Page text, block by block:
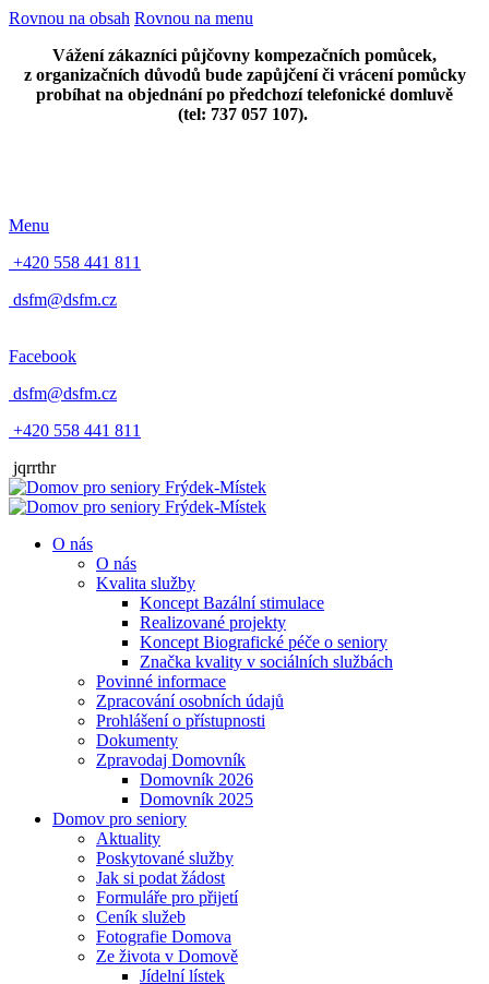
Rovnou na obsah Rovnou na menu
Vážení zákazníci půjčovny kompezačních pomůcek,
z organizačních důvodů bude zapůjčení či vrácení pomůcky
probíhat na objednání po předchozí telefonické domluvě
(tel: 737 057 107).
Menu
+420 558 441 811
dsfm@dsfm.cz
Facebook
dsfm@dsfm.cz
+420 558 441 811
jqrrthr
O nás
O nás
Kvalita služby
Koncept Bazální stimulace
Realizované projekty
Koncept Biografické péče o seniory
Značka kvality v sociálních službách
Povinné informace
Zpracování osobních údajů
Prohlášení o přístupnosti
Dokumenty
Zpravodaj Domovník
Domovník 2026
Domovník 2025
Domov pro seniory
Aktuality
Poskytované služby
Jak si podat žádost
Formuláře pro přijetí
Ceník služeb
Fotografie Domova
Ze života v Domově
Jídelní lístek